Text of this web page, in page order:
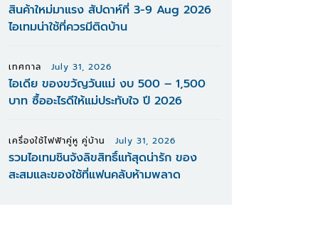
สินค้าใหม่มาแรง สัปดาห์ที่ 3-9 Aug 2026
ไอเทมน่าใช้ที่ควรมีติดบ้าน
เทศกาล July 31, 2026
ไอเดีย ของขวัญวันแม่ งบ 500 – 1,500
บาท ซื้ออะไรดีให้แม่ประทับใจ ปี 2026
เครื่องใช้ไฟฟ้าคู่หู คู่บ้าน July 31, 2026
รวมไอเทมชินจังลิขสิทธิ์แท้สุดน่ารัก ของ
สะสมและของใช้ที่แฟนคลับห้ามพลาด